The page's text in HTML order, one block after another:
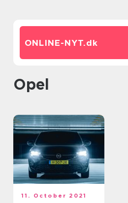
ONLINE-NYT.dk
opel
11. October 2021